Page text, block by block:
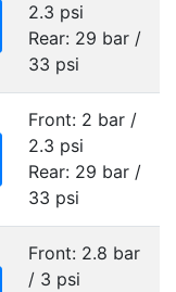
2.3 psi
Rear: 29 bar /
33 psi
Front: 2 bar /
2.3 psi
Rear: 29 bar /
33 psi
Front: 2.8 bar
/ 3 psi